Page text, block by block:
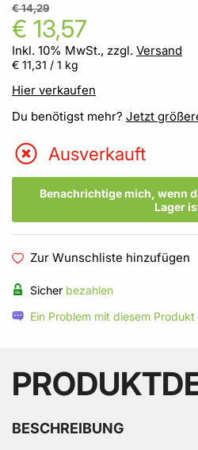
€ 13,57
€ 14,29
Inkl. 10% MwSt., zzgl. Versand
€ 11,31 / 1 kg
Hier verkaufen
Du benötigst mehr? Jetzt
Ausverkauft
Benachrichtige mich, wenn
Lager
Zur Wunschliste hinzufügen
Sicher bezahlen
Ein Problem mit diesem
BESCHREIBUNG